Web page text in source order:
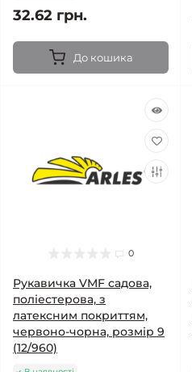
32.62 грн.
До кошика
0
Рукавичка VMF садова,
поліестерова, з
латексним покриттям,
червоно-чорна, розмір 9
(12/960)